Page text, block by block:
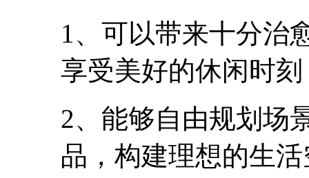
1、可以带来十分治
享受美好的休闲时刻
2、能够自由规划场
品，构建理想的生